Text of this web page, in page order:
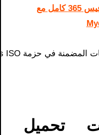
تحميل اوفيس 365 كامل مع
تحميل